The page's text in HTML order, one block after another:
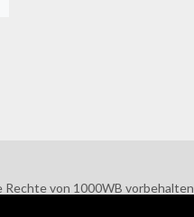
Rechte von 1000WB